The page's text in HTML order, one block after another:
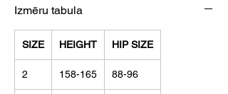
Izmēru tabula
SIZE HEIGHT HIP SIZE
2 158-165 88-96